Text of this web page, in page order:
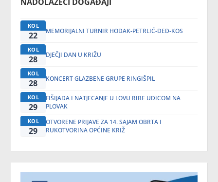
KOL
22 MEMORIJALNI TURNIR HODAK-PETRLIĆ-DED-KOS
KOL
28 DJEČJI DAN U KRIŽU
KOL
28 KONCERT GLAZBENE GRUPE RINGIŠPIL
KOL
29
FIŠIJADA I NATJECANJE U LOVU RIBE UDICOM NA
PLOVAK
KOL
29
OTVORENE PRIJAVE ZA 14. SAJAM OBRTA I
RUKOTVORINA OPĆINE KRIŽ